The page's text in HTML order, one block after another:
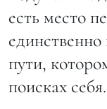
есть место
пути,
поисках себя.